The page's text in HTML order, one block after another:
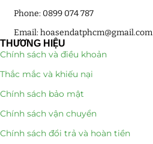
Quà Tặng
Quà Noel - Quà Giáng Sinh
Quà Tặng Sếp
Quà Tết
Phone: 0899 074 787
Email: hoasendatphcm@gmail.com
THƯƠNG HIỆU
Chính sách và điều khoản
Thắc mắc và khiếu nại
Chính sách bảo mật
Chính sách vận chuyển
Chính sách đổi trả và hoàn tiền